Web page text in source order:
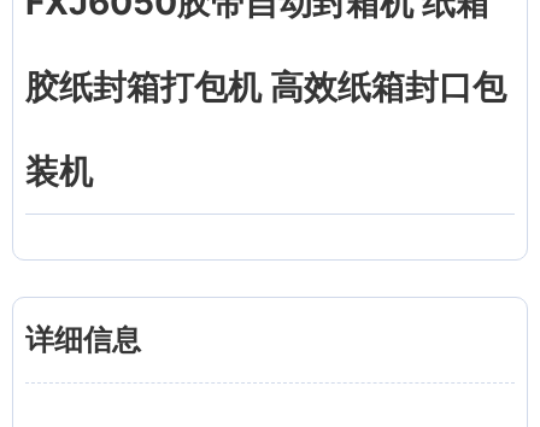
胶纸封箱打包机 高效纸箱封口包
装机
详细信息